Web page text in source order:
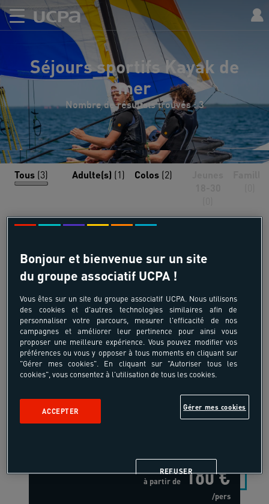
Séjours sportifs Kayak de
mer
Nombre de résultats trouvés : 3
Tous (3) Adulte(s) (1) Colos (2)
11-15 ans
Mix Nautique - Catamaran
Pointe Rouge - Sans
hébergement
France - Marseille Pointe Rouge -
Marseille - Méditerranée
à partir de 180 €
/pers
Bonjour et bienvenue sur un site
du groupe associatif UCPA !
Vous êtes sur un site du groupe associatif UCPA. Nous utilisons
des cookies et d'autres technologies similaires afin de
personnaliser votre parcours, mesurer l'efficacité de nos
campagnes et améliorer leur pertinence pour ainsi vous
proposer une meilleure expérience. Vous pouvez modifier vos
préférences ou vous y opposer à tous moments en cliquant sur
"Gérer mes cookies". En cliquant sur "Autoriser tous les
cookies", vous consentez à l'utilisation de tous les cookies.
Gérer mes cookies
REFUSER
ACCEPTER